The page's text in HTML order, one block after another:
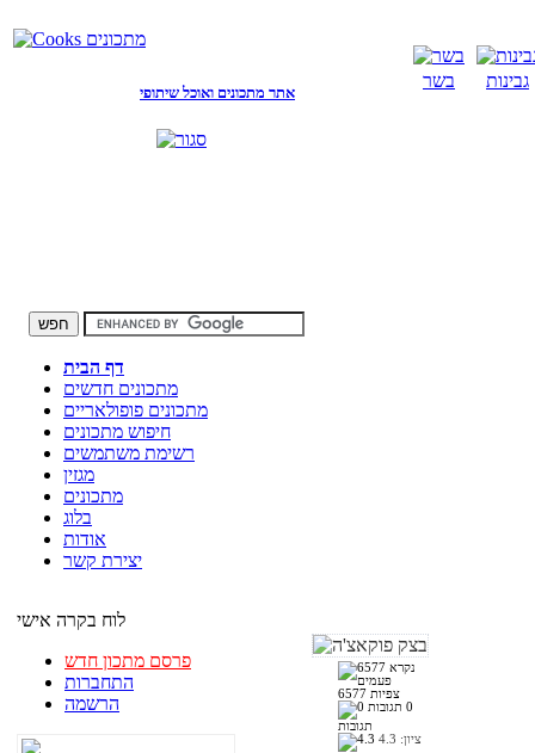
אתר מתכונים ואוכל שיתופי
בשר גבינות
דף הבית
מתכונים חדשים
מתכונים פופולאריים
חיפוש מתכונים
רשימת משתמשים
מגזין
מתכונים
בלוג
אודות
יצירת קשר
לוח בקרה אישי
פרסם מתכון חדש
התחברות
הרשמה
6577 צפיות
0
תגובות
ציון: 4.3